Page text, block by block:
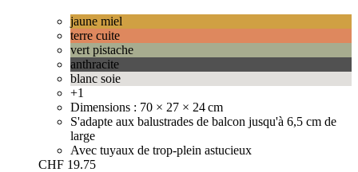
jaune miel
terre cuite
vert pistache
anthracite
blanc soie
+1
Dimensions : 70 × 27 × 24 cm
S'adapte aux balustrades de balcon jusqu'à 6,5 cm de
large
Avec tuyaux de trop-plein astucieux
CHF 19.75